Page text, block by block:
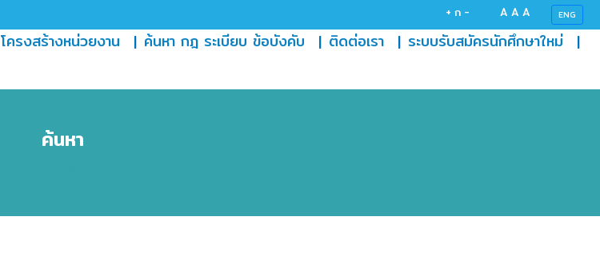
+ ก - A A A ENG
โครงสร้างหน่วยงาน (current)
ค้นหา กฎ ระเบียบ ข้อบังคับ (current)
ติดต่อเรา(current)
ระบบรับสมัครนักศึกษาใหม่
ค้นหา